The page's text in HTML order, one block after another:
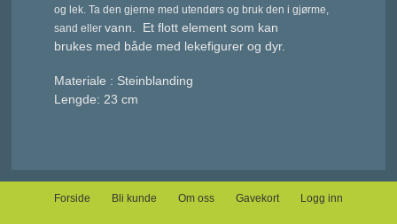
og lek. Ta den gjerne med utendørs og bruk den i gjørme,
sand ellervann. Et flott element som kan
brukes med både med lekefigurer og dyr.
Materiale : Steinblanding
Lengde: 23 cm
Forside Bli kunde Om oss Gavekort Logg inn